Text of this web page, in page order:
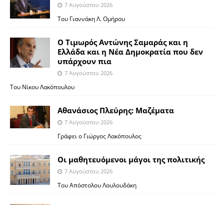
7 Αυγούστου 2026
Του Γιαννάκη Λ. Ομήρου
Ο Τιμωρός Αντώνης Σαμαράς και η
Ελλάδα και η Νέα Δημοκρατία που δεν
υπάρχουν πια
7 Αυγούστου 2026
Του Νίκου Λακόπουλου
Αθανάσιος Πλεύρης: Μαζέματα
7 Αυγούστου 2026
Γράφει ο Γιώργος Λακόπουλος
Οι μαθητευόμενοι μάγοι της πολιτικής
7 Αυγούστου 2026
Του Απόστολου Λουλουδάκη